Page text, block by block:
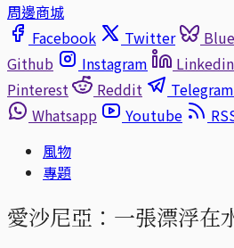
周邊商城
Facebook
Twitter
Github
Instagram Linkedin
Pinterest
Reddit Telegram
Whatsapp
Youtube
風物
專題
愛沙尼亞：一張漂浮在